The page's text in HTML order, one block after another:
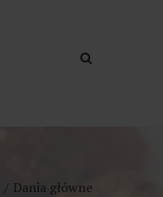
Dania główne